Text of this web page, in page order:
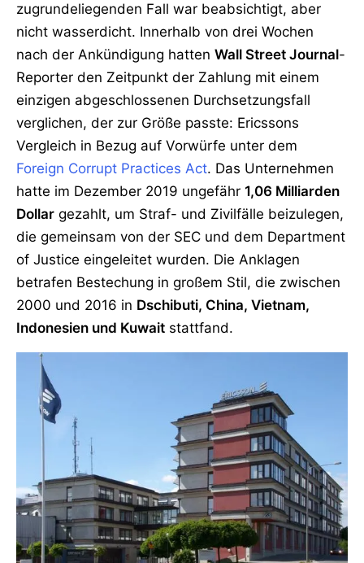
zugrundeliegenden Fall war beabsichtigt, aber
nicht wasserdicht. Innerhalb von drei Wochen
nach der Ankündigung hatten Wall Street Journal-
Reporter den Zeitpunkt der Zahlung mit einem
einzigen abgeschlossenen Durchsetzungsfall
verglichen, der zur Größe passte: Ericssons
Vergleich in Bezug auf Vorwürfe unter dem
Foreign Corrupt Practices Act. Das Unternehmen
hatte im Dezember 2019 ungefähr 1,06 Milliarden
Dollar gezahlt, um Straf- und Zivilfälle beizulegen,
die gemeinsam von der SEC und dem Department
of Justice eingeleitet wurden. Die Anklagen
betrafen Bestechung in großem Stil, die zwischen
2000 und 2016 in Dschibuti, China, Vietnam,
Indonesien und Kuwait stattfand.